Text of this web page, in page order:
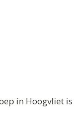
in Hoogvliet